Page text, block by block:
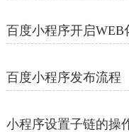
百度小程序开启WEB
百度小程序发布流程
小程序设置子链的操